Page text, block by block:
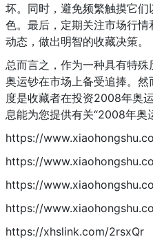
坏。同时，避免频繁触摸它们
色。最后，定期关注市场行
动态，做出明智的收藏决策。
总而言之，作为一种具有特
奥运钞在市场上备受追捧。
度是收藏者在投资2008年奥
息能为您提供有关“2008年奥
https://
https://
https://
https://
https://xhslink.com/2rsxQr